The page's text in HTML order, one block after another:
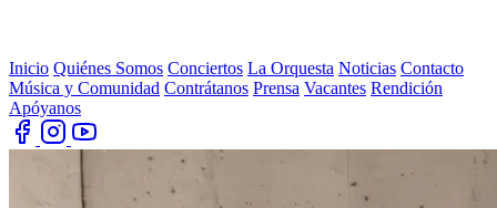
Inicio Quiénes Somos Conciertos La Orquesta Noticias Contacto
Música y Comunidad Contrátanos Prensa Vacantes Rendición
Apóyanos